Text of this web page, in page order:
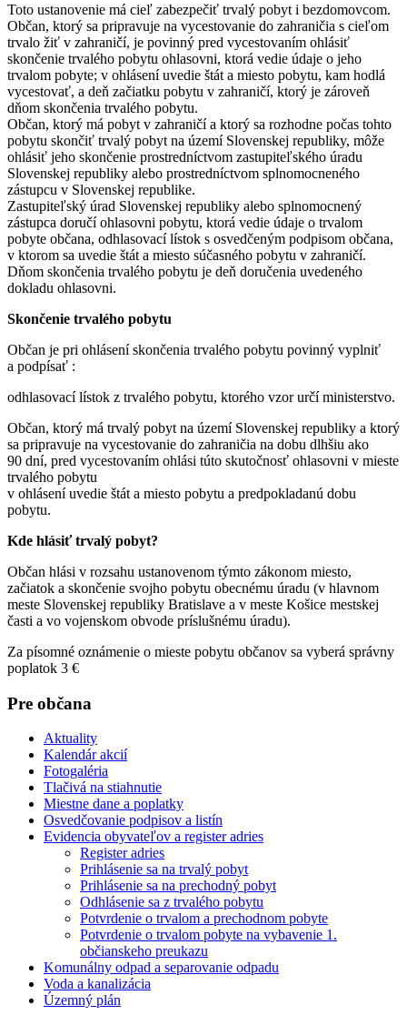
Toto ustanovenie má cieľ zabezpečiť trvalý pobyt i bezdomovcom.
Občan, ktorý sa pripravuje na vycestovanie do zahraničia s cieľom
trvalo žiť v zahraničí, je povinný pred vycestovaním ohlásiť
skončenie trvalého pobytu ohlasovni, ktorá vedie údaje o jeho
trvalom pobyte; v ohlásení uvedie štát a miesto pobytu, kam hodlá
vycestovať, a deň začiatku pobytu v zahraničí, ktorý je zároveň
dňom skončenia trvalého pobytu.
Občan, ktorý má pobyt v zahraničí a ktorý sa rozhodne počas tohto
pobytu skončiť trvalý pobyt na území Slovenskej republiky, môže
ohlásiť jeho skončenie prostredníctvom zastupiteľského úradu
Slovenskej republiky alebo prostredníctvom splnomocneného
zástupcu v Slovenskej republike.
Zastupiteľský úrad Slovenskej republiky alebo splnomocnený
zástupca doručí ohlasovni pobytu, ktorá vedie údaje o trvalom
pobyte občana, odhlasovací lístok s osvedčeným podpisom občana,
v ktorom sa uvedie štát a miesto súčasného pobytu v zahraničí.
Dňom skončenia trvalého pobytu je deň doručenia uvedeného
dokladu ohlasovni.
Skončenie trvalého pobytu
Občan je pri ohlásení skončenia trvalého pobytu povinný vyplniť
a podpísať :
odhlasovací lístok z trvalého pobytu, ktorého vzor určí ministerstvo.
Občan, ktorý má trvalý pobyt na území Slovenskej republiky a ktorý
sa pripravuje na vycestovanie do zahraničia na dobu dlhšiu ako
90 dní, pred vycestovaním ohlási túto skutočnosť ohlasovni v mieste
trvalého pobytu
v ohlásení uvedie štát a miesto pobytu a predpokladanú dobu
pobytu.
Kde hlásiť trvalý pobyt?
Občan hlási v rozsahu ustanovenom týmto zákonom miesto,
začiatok a skončenie svojho pobytu obecnému úradu (v hlavnom
meste Slovenskej republiky Bratislave a v meste Košice mestskej
časti a vo vojenskom obvode príslušnému úradu).
Za písomné oznámenie o mieste pobytu občanov sa vyberá správny
poplatok 3 €
Pre občana
Aktuality
Kalendár akcií
Fotogaléria
Tlačivá na stiahnutie
Miestne dane a poplatky
Osvedčovanie podpisov a listín
Evidencia obyvateľov a register adries
Register adries
Prihlásenie sa na trvalý pobyt
Prihlásenie sa na prechodný pobyt
Odhlásenie sa z trvalého pobytu
Potvrdenie o trvalom a prechodnom pobyte
Potvrdenie o trvalom pobyte na vybavenie 1.
občianskeho preukazu
Komunálny odpad a separovanie odpadu
Voda a kanalizácia
Územný plán